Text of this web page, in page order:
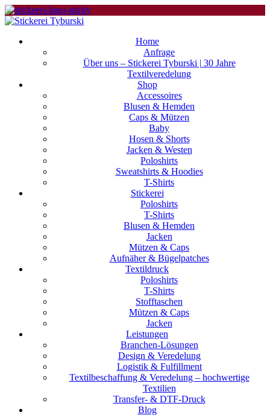
Home
Anfrage
Über uns – Stickerei Tyburski | 30 Jahre
Textilveredelung
Shop
Accessoires
Blusen & Hemden
Caps & Mützen
Baby
Hosen & Shorts
Jacken & Westen
Poloshirts
Sweatshirts & Hoodies
T-Shirts
Stickerei
Poloshirts
T-Shirts
Blusen & Hemden
Jacken
Mützen & Caps
Aufnäher & Bügelpatches
Textildruck
Poloshirts
T-Shirts
Stofftaschen
Mützen & Caps
Jacken
Leistungen
Branchen-Lösungen
Design & Veredelung
Logistik & Fulfillment
Textilbeschaffung & Veredelung – hochwertige
Textilien
Transfer- & DTF-Druck
Blog